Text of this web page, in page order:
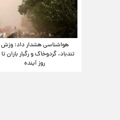
هواشناسی هشدار داد: وزش
روز آینده